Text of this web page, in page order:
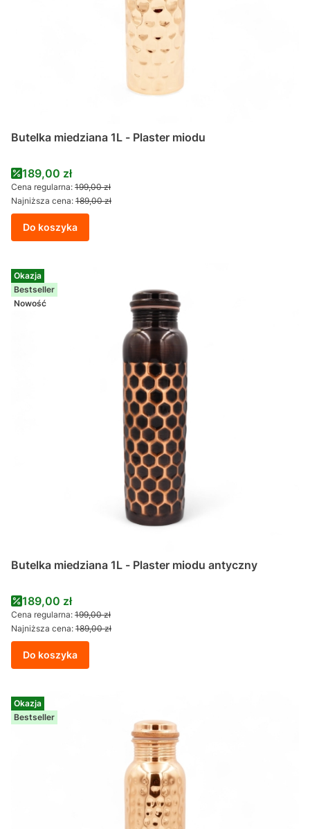
Butelka miedziana 1L - Plaster miodu
Cena promocyjna
189,00 zł
Cena regularna: 199,00 zł
Najniższa cena: 189,00 zł
Do koszyka
Okazja
Bestseller
Nowość
Butelka miedziana 1L - Plaster miodu antyczny
Cena promocyjna
189,00 zł
Cena regularna: 199,00 zł
Najniższa cena: 189,00 zł
Do koszyka
Okazja
Bestseller